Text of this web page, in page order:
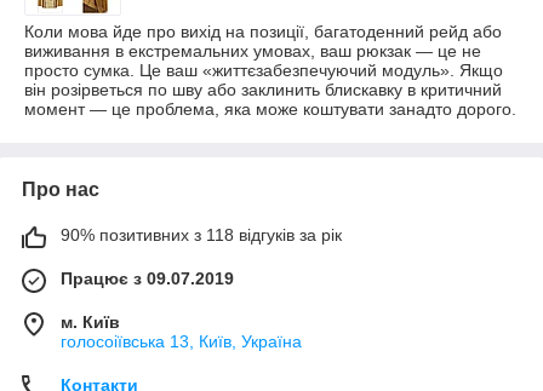
Коли мова йде про вихід на позиції, багатоденний рейд або
виживання в екстремальних умовах, ваш рюкзак — це не
просто сумка. Це ваш «життєзабезпечуючий модуль». Якщо
він розірветься по шву або заклинить блискавку в критичний
момент — це проблема, яка може коштувати занадто дорого.
Про нас
90% позитивних з 118 відгуків за рік
Працює з 09.07.2019
м. Київ
голосоіївська 13, Київ, Україна
Контакти